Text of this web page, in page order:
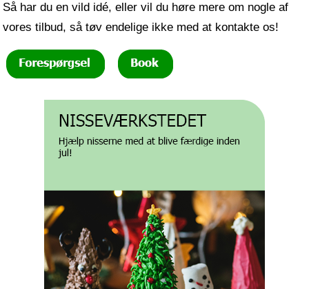
Så har du en vild idé, eller vil du høre mere om nogle af
vores tilbud, så tøv endelige ikke med at kontakte os!